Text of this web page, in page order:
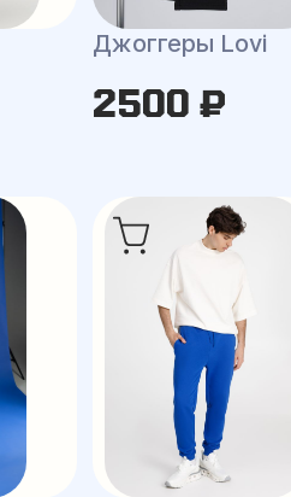
Джоггеры Lovi
2500 ₽